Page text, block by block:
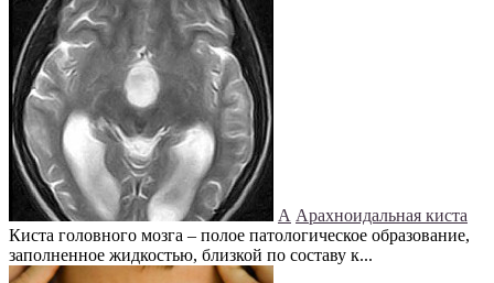
А Арахноидальная киста
Киста головного мозга – полое патологическое образование,
заполненное жидкостью, близкой по составу к...